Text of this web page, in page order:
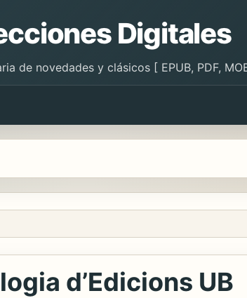
Digitales
de novedades y clásicos [ EPUB, PDF,
d’Edicions UB